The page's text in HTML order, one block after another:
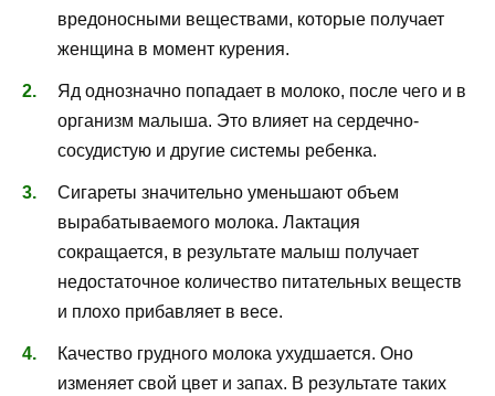
вредоносными веществами, которые получает
женщина в момент курения.
Яд однозначно попадает в молоко, после чего и в
организм малыша. Это влияет на сердечно-
сосудистую и другие системы ребенка.
Сигареты значительно уменьшают объем
вырабатываемого молока. Лактация
сокращается, в результате малыш получает
недостаточное количество питательных веществ
и плохо прибавляет в весе.
Качество грудного молока ухудшается. Оно
изменяет свой цвет и запах. В результате таких